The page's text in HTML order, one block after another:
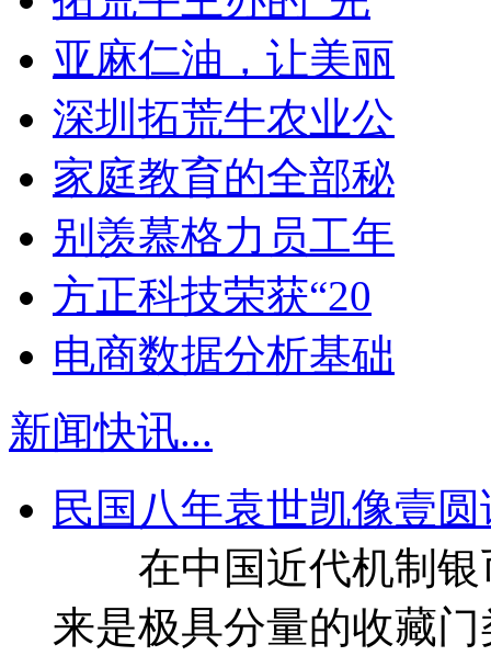
亚麻仁油，让美丽
深圳拓荒牛农业公
家庭教育的全部秘
别羡慕格力员工年
方正科技荣获“20
电商数据分析基础
新闻快讯...
民国八年袁世凯像壹
在中国近代机制银
来是极具分量的收藏